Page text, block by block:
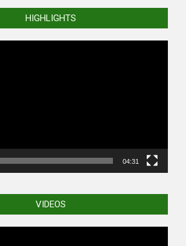
HIGHLIGHTS
04:31
VIDEOS